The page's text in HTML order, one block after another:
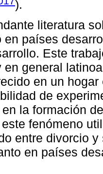
).
literatura
en países
Este
en general
en un
de
la formación
fenómeno
entre divorcio
en países